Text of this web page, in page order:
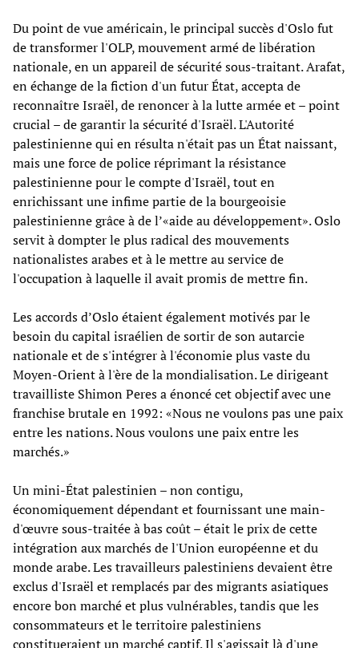
Du point de vue américain, le principal succès d'Oslo fut
de transformer l'OLP, mouvement armé de libération
nationale, en un appareil de sécurité sous-traitant. Arafat,
en échange de la fiction d'un futur État, accepta de
reconnaître Israël, de renoncer à la lutte armée et – point
crucial – de garantir la sécurité d'Israël. L'Autorité
palestinienne qui en résulta n'était pas un État naissant,
mais une force de police réprimant la résistance
palestinienne pour le compte d'Israël, tout en
enrichissant une infime partie de la bourgeoisie
palestinienne grâce à de l’«aide au développement». Oslo
servit à dompter le plus radical des mouvements
nationalistes arabes et à le mettre au service de
l'occupation à laquelle il avait promis de mettre fin.
Les accords d’Oslo étaient également motivés par le
besoin du capital israélien de sortir de son autarcie
nationale et de s'intégrer à l'économie plus vaste du
Moyen-Orient à l'ère de la mondialisation. Le dirigeant
travailliste Shimon Peres a énoncé cet objectif avec une
franchise brutale en 1992: «Nous ne voulons pas une paix
entre les nations. Nous voulons une paix entre les
marchés.»
Un mini-État palestinien – non contigu,
économiquement dépendant et fournissant une main-
d'œuvre sous-traitée à bas coût – était le prix de cette
intégration aux marchés de l'Union européenne et du
monde arabe. Les travailleurs palestiniens devaient être
exclus d'Israël et remplacés par des migrants asiatiques
encore bon marché et plus vulnérables, tandis que les
consommateurs et le territoire palestiniens
constitueraient un marché captif. Il s'agissait là d'une